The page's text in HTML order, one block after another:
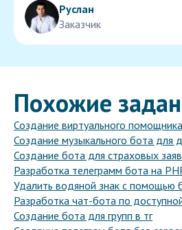
Руслан
Заказчик
Похожие
Создание виртуального
Создание музыкального бота для
Создание бота для страховых
Разработка телеграмм бота на
Удалить водяной знак с помощью
Разработка чат-бота по
Создание бота для групп в тг